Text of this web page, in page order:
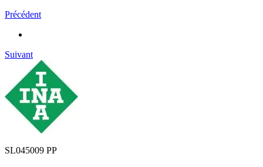
Précédent
Suivant
SL045009 PP